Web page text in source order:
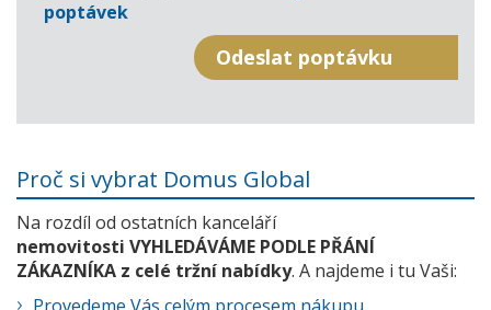
poptávek
Proč si vybrat Domus Global
Na rozdíl od ostatních kanceláří
nemovitosti VYHLEDÁVÁME PODLE PŘÁNÍ
ZÁKAZNÍKA z celé tržní nabídky. A najdeme i tu Vaši: